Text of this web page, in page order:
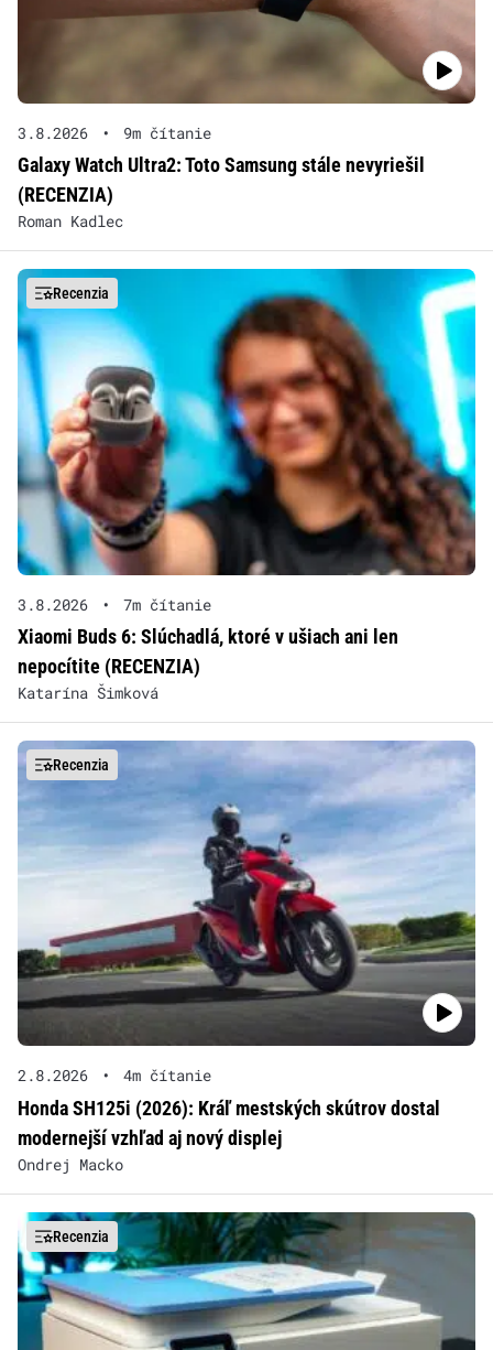
3.8.2026 • 9m čítanie
Galaxy Watch Ultra2: Toto Samsung stále nevyriešil
(RECENZIA)
Roman Kadlec
Recenzia
3.8.2026 • 7m čítanie
Xiaomi Buds 6: Slúchadlá, ktoré v ušiach ani len
nepocítite (RECENZIA)
Katarína Šimková
Recenzia
2.8.2026 • 4m čítanie
Honda SH125i (2026): Kráľ mestských skútrov dostal
modernejší vzhľad aj nový displej
Ondrej Macko
Recenzia